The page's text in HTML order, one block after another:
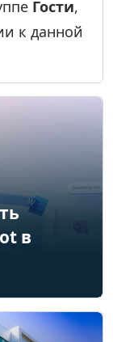
Гости,
к данной
в